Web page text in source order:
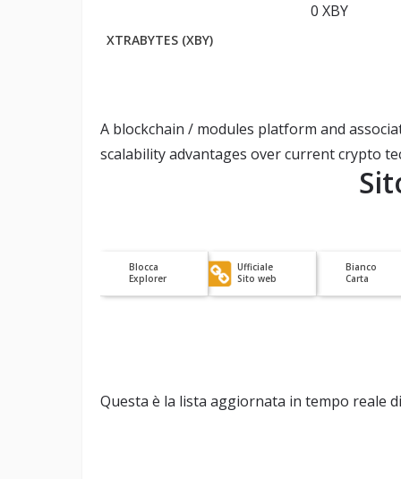
XTRABYTES (XBY)
0 XBY
A blockchain / modules platform and
scalability advantages over current crypto
Blocca
Explorer
Ufficiale
Sito web
Bianco
Carta
Questa è la lista aggiornata in tempo reale